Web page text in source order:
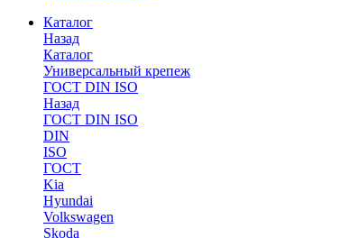
Каталог
Назад
Каталог
Универсальный крепеж
ГОСТ DIN ISO
Назад
ГОСТ DIN ISO
DIN
ISO
ГОСТ
Kia
Hyundai
Volkswagen
Skoda